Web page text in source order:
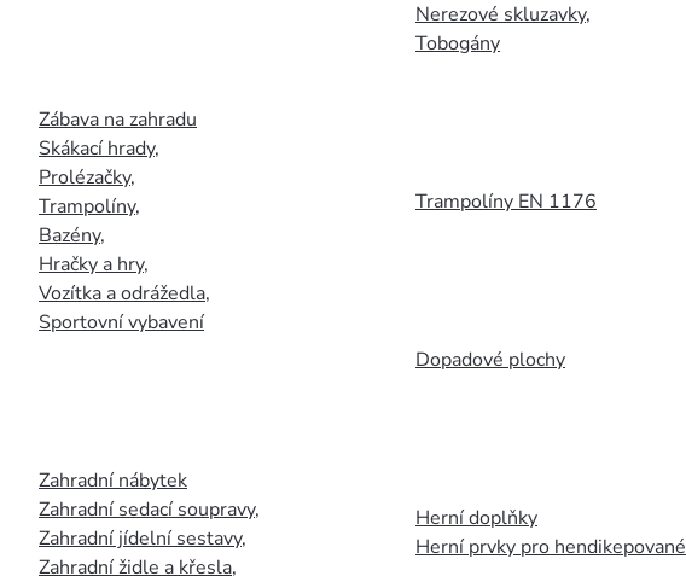
Zábava na zahradu
Skákací hrady,
Prolézačky,
Trampolíny,
Bazény,
Hračky a hry,
Vozítka a odrážedla,
Sportovní vybavení
Zahradní nábytek
Zahradní sedací soupravy,
Zahradní jídelní sestavy,
Zahradní židle a křesla,
Nerezové skluzavky,
Tobogány
Trampolíny EN 1176
Dopadové plochy
Herní doplňky
Herní prvky pro hendikepované